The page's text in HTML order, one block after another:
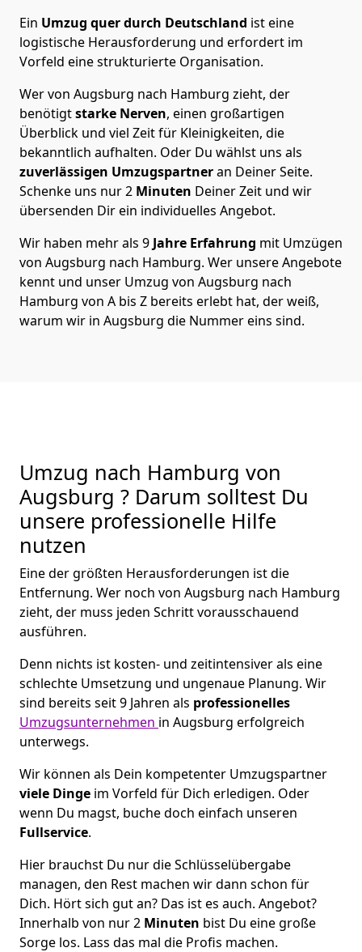
Ein Umzug quer durch Deutschland ist eine
logistische Herausforderung und erfordert im
Vorfeld eine strukturierte Organisation.
Wer von Augsburg nach Hamburg zieht, der
benötigtstarke Nerven, einen großartigen
Überblick und viel Zeit für Kleinigkeiten, die
bekanntlich aufhalten. Oder Du wählst uns als
zuverlässigen Umzugspartneran Deiner Seite.
Schenke uns nur2 Minuten Deiner Zeit und wir
übersenden Dir ein individuelles Angebot.
Wir haben mehr als 9 Jahre Erfahrung mit Umzügen
von Augsburg nach Hamburg. Wer unsere Angebote
kennt und unser Umzug von Augsburg nach
Hamburg von A bis Z bereits erlebt hat, der weiß,
warum wir in Augsburg die Nummer eins sind.
Umzug nach Hamburg von
Augsburg ? Darum solltest Du
unsere professionelle Hilfe
nutzen
Eine der größten Herausforderungen ist die
Entfernung. Wer noch von Augsburg nach Hamburg
zieht, der muss jeden Schritt vorausschauend
ausführen.
Denn nichts ist kosten- und zeitintensiver als eine
schlechte Umsetzung und ungenaue Planung. Wir
sind bereits seit 9 Jahren als professionelles
Umzugsunternehmen in Augsburg erfolgreich
unterwegs.
Wir können als Dein kompetenter Umzugspartner
viele Dinge im Vorfeld für Dich erledigen. Oder
wenn Du magst, buche doch einfach unseren
Fullservice.
Hier brauchst Du nur die Schlüsselübergabe
managen, den Rest machen wir dann schon für
Dich. Hört sich gut an? Das ist es auch. Angebot?
Innerhalb von nur 2 Minuten bist Du eine große
Sorge los. Lass das mal die Profis machen.